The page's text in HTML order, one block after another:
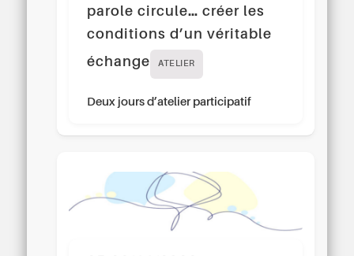
parole circule… créer les
conditions d’un véritable
échange
ATELIER
Deux jours d’atelier participatif